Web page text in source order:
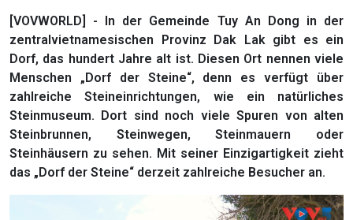
[VOVWORLD] - In der Gemeinde Tuy An Dong in der
zentralvietnamesischen Provinz Dak Lak gibt es ein
Dorf, das hundert Jahre alt ist. Diesen Ort nennen viele
Menschen „Dorf der Steine“, denn es verfügt über
zahlreiche Steineinrichtungen, wie ein natürliches
Steinmuseum. Dort sind noch viele Spuren von alten
Steinbrunnen, Steinwegen, Steinmauern oder
Steinhäusern zu sehen. Mit seiner Einzigartigkeit zieht
das „Dorf der Steine“ derzeit zahlreiche Besucher an.